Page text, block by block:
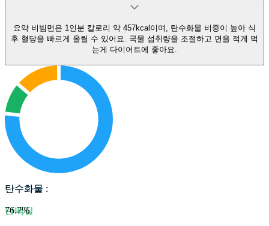
요약 비빔면은 1인분 칼로리 약 457kcal이며, 탄수화물 비중이 높아 식
후 혈당을 빠르게 올릴 수 있어요. 국물 섭취량을 조절하고 면을 적게 먹
는게 다이어트에 좋아요.
탄수화물
단백질
탄수화물 :
76.7%